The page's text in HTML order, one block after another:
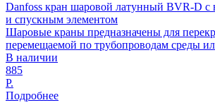
Danfoss кран шаровой латунный BVR-D с
и спускным элементом
Шаровые краны предназначены для
перемещаемой по трубопроводам среды
В наличии
885
Р.
Подробнее